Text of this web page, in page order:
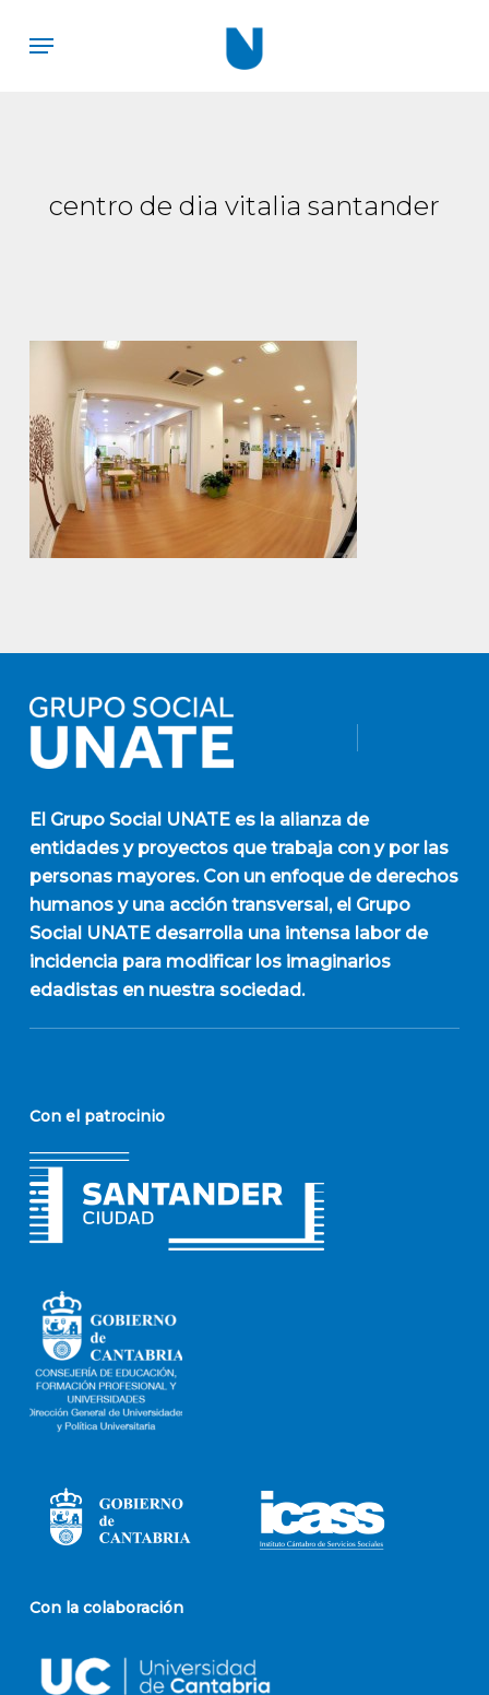
Menu
centro de dia vitalia santander
El Grupo Social UNATEes la alianza de
entidades y proyectos que trabaja con y por las
personas mayores. Con un enfoque de derechos
humanos y una acción transversal, el Grupo
Social UNATE desarrolla una intensa labor de
incidencia para modificar los imaginarios
edadistas en nuestra sociedad.
Con el patrocinio
Con la colaboración